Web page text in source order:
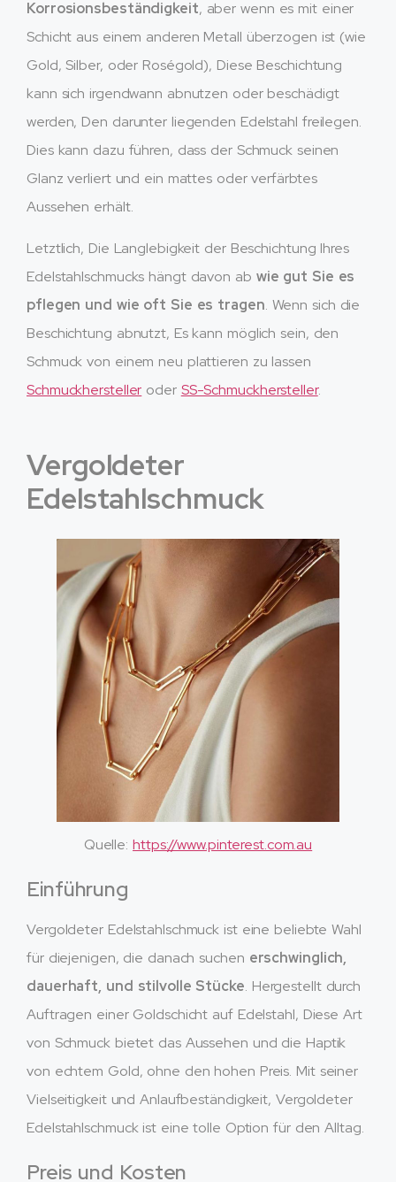
Korrosionsbeständigkeit, aber wenn es mit einer
Schicht aus einem anderen Metall überzogen ist (wie
Gold, Silber, oder Roségold), Diese Beschichtung
kann sich irgendwann abnutzen oder beschädigt
werden, Den darunter liegenden Edelstahl freilegen.
Dies kann dazu führen, dass der Schmuck seinen
Glanz verliert und ein mattes oder verfärbtes
Aussehen erhält.
Letztlich, Die Langlebigkeit der Beschichtung Ihres
Edelstahlschmucks hängt davon ab wie gut Sie es
pflegen und wie oft Sie es tragen. Wenn sich die
Beschichtung abnutzt, Es kann möglich sein, den
Schmuck von einem neu plattieren zu lassen
Schmuckhersteller oder SS-Schmuckhersteller.
Vergoldeter
Edelstahlschmuck
Quelle: https://www.pinterest.com.au
Einführung
Vergoldeter Edelstahlschmuck ist eine beliebte Wahl
für diejenigen, die danach suchen erschwinglich,
dauerhaft, und stilvolle Stücke. Hergestellt durch
Auftragen einer Goldschicht auf Edelstahl, Diese Art
von Schmuck bietet das Aussehen und die Haptik
von echtem Gold, ohne den hohen Preis. Mit seiner
Vielseitigkeit und Anlaufbeständigkeit, Vergoldeter
Edelstahlschmuck ist eine tolle Option für den Alltag.
Preis und Kosten